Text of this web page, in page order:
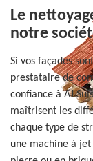
Le
notre
Si vos façades
prestataire de
confiance à AJ
maîtrisent les
chaque type de
une machine à